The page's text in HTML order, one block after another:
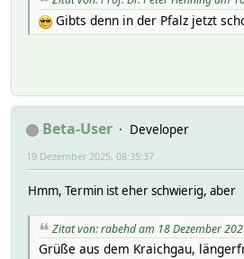
Gibts denn in der Pfalz jetzt
Beta-User
Developer
19 Dezember 2025, 08:35:37
Hmm, Termin ist eher schwierig, aber
Zitat von: rabehd am 18 Dezember
Grüße aus dem Kraichgau,